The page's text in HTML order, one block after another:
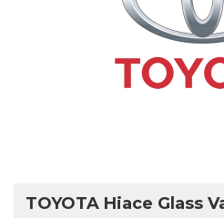
TOYOTA Hiace Glass